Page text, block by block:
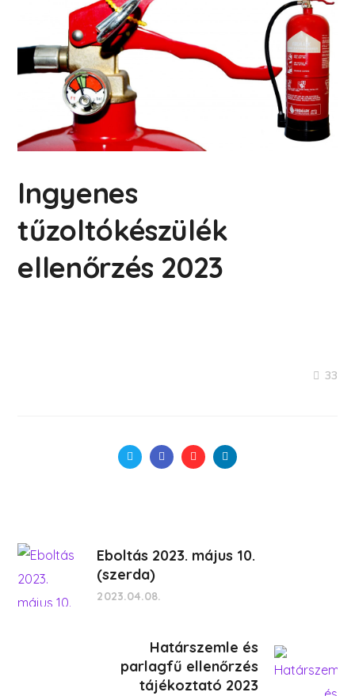
Ingyenes
tűzoltókészülék
ellenőrzés 2023
33
Eboltás 2023. május 10.
(szerda)
2023.04.08.
Határszemle és
parlagfű ellenőrzés
tájékoztató 2023